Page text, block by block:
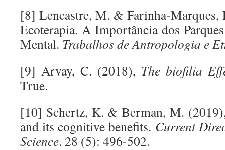
[8] Lencastre, M. & Farinha-Marques,
Ecoterapia. A Importância dos
Mental. Trabalhos de Antropologia e
[9] Arvay, C. (2018), The biofilia
True.
[10] Schertz, K. & Berman, M.
and its cognitive benefits. Current
Science. 28 (5): 496-502.